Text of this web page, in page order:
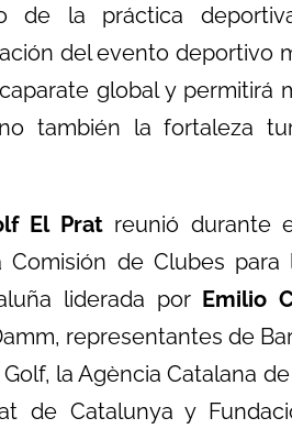
de la práctica
del evento deportivo
global y permitirá
también la fortaleza
El Pratreunió durante
de Clubes
liderada por Emilio
representantes de
la Agència Catalana
de Catalunya y